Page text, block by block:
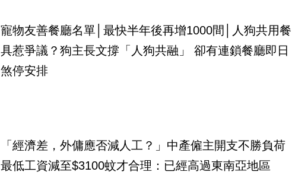
寵物友善餐廳名單│最快半年後再增1000間│人狗共用餐
具惹爭議？狗主長文撐「人狗共融」 卻有連鎖餐廳即日
煞停安排
「經濟差，外傭應否減人工？」中產僱主開支不勝負荷
最低工資減至$3100蚊才合理：已經高過東南亞地區